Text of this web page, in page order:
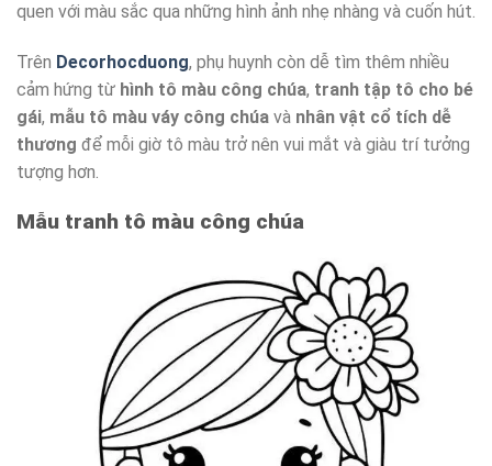
quen với màu sắc qua những hình ảnh nhẹ nhàng và cuốn hút.
Trên Decorhocduong, phụ huynh còn dễ tìm thêm nhiều
cảm hứng từ hình tô màu công chúa, tranh tập tô cho bé
gái, mẫu tô màu váy công chúa và nhân vật cổ tích dễ
thương để mỗi giờ tô màu trở nên vui mắt và giàu trí tưởng
tượng hơn.
Mẫu tranh tô màu công chúa